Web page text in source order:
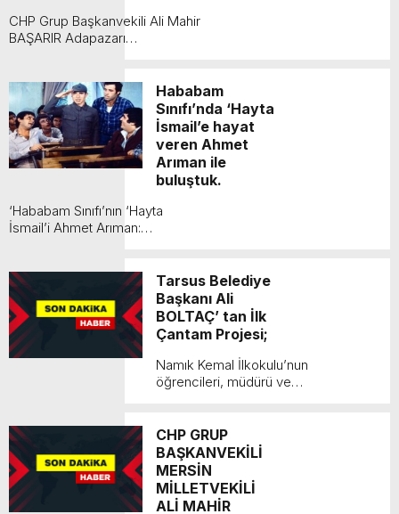
CHP Grup Başkanvekili Ali Mahir
BAŞARIR Adapazarı
Hababam
Sınıfı’nda ‘Hayta
İsmail’e hayat
veren Ahmet
Arıman ile
buluştuk.
‘Hababam Sınıfı’nın ‘Hayta
İsmail’i Ahmet Arıman:
eserlerinden olan ‘Hababam
Sını...
Tarsus Belediye
Başkanı Ali
BOLTAÇ’ tan İlk
Çantam Projesi;
Namık Kemal İlkokulu’nun
öğrencileri, müdürü ve
hayata geçirdiğimiz “İlk Çantam”
kampanyasıyla, ilko...
CHP GRUP
BAŞKANVEKİLİ
MERSİN
MİLLETVEKİLİ
ALİ MAHİR